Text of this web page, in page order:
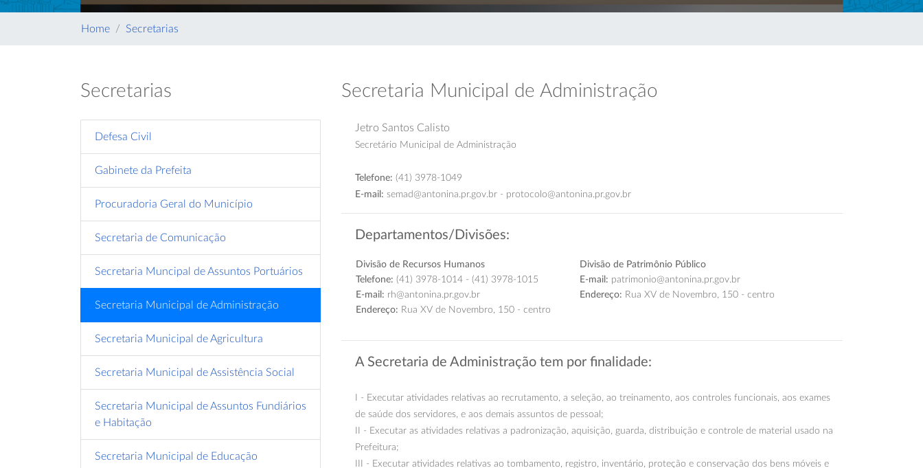
Home Secretarias
Secretarias
Defesa Civil
Gabinete da Prefeita
Procuradoria Geral do Município
Secretaria de Comunicação
Secretaria Muncipal de Assuntos Portuários
Secretaria Municipal de Administração
Secretaria Municipal de Agricultura
Secretaria Municipal de Assistência Social
Secretaria Municipal de Assuntos Fundiários
e Habitação
Secretaria Municipal de Educação
Secretaria Municipal de Administração
Jetro Santos Calisto
Secretário Municipal de Administração
Telefone: (41) 3978-1049
E-mail: semad@antonina.pr.gov.br - protocolo@antonina.pr.gov.br
Departamentos/Divisões:
Divisão de Recursos Humanos
Telefone: (41) 3978-1014 - (41) 3978-1015
E-mail: rh@antonina.pr.gov.br
Endereço: Rua XV de Novembro, 150 - centro
Divisão de Patrimônio Público
E-mail: patrimonio@antonina.pr.gov.br
Endereço: Rua XV de Novembro, 150 - centro
A Secretaria de Administração tem por finalidade:
I - Executar atividades relativas ao recrutamento, a seleção, ao treinamento, aos controles funcionais, aos exames
de saúde dos servidores, e aos demais assuntos de pessoal;
II - Executar as atividades relativas a padronização, aquisição, guarda, distribuição e controle de material usado na
Prefeitura;
III - Executar atividades relativas ao tombamento, registro, inventário, proteção e conservação dos bens móveis e